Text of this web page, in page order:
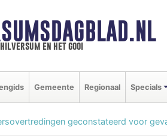
en het gooi
Gemeente Regionaal Specials
geconstateerd voor